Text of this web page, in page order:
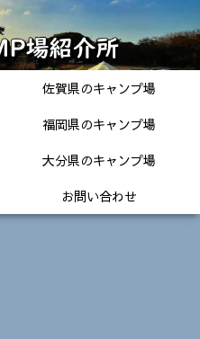
佐賀県のキャンプ場
福岡県のキャンプ場
大分県のキャンプ場
お問い合わせ